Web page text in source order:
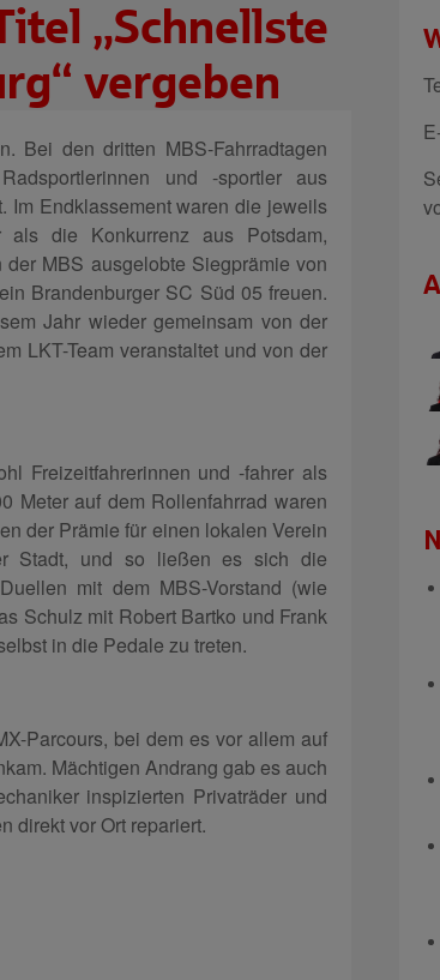
„Schnellste
vergeben
Bei den dritten MBS-Fahrradtagen
und -sportler aus
Im Endklassement waren die jeweils
die Konkurrenz aus Potsdam,
MBS ausgelobte Siegprämie von
Brandenburger SC Süd 05 freuen.
Jahr wieder gemeinsam von der
LKT-Team veranstaltet und von der
Freizeitfahrerinnen und -fahrer als
Meter auf dem Rollenfahrrad waren
der Prämie für einen lokalen Verein
Stadt, und so ließen es sich die
mit dem MBS-Vorstand (wie
Schulz mit Robert Bartko und Frank
in die Pedale zu treten.
Parcours, bei dem es vor allem auf
Mächtigen Andrang gab es auch
inspizierten Privaträder und
direkt vor Ort repariert.